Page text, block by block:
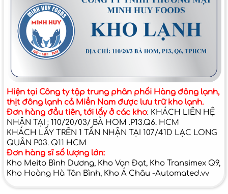
Hiện tại Công ty tập trung phân phối Hàng đông lạnh,
thịt đông lạnh cả Miền Nam được lưu trữ kho lạnh.
Đơn hàng đầu tiên, tới lấy ở các kho: KHÁCH LIÊN HỆ
NHẬN TẠI : 110/20/03/ BÀ HOM .P13.Q6. HCM
KHÁCH LẤY TRÊN 1 TẤN NHẬN TẠI 107/41D LẠC LONG
QUÂN P03. Q11 HCM
Đơn hàng sĩ số lượng lớn:
Kho Meito Bình Dương, Kho Vạn Đạt, Kho Transimex Q9,
Kho Hoàng Hà Tân Bình, Kho Á Châu -Automated.vv